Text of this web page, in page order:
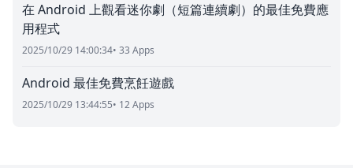
在 Android 上觀看迷你劇（短篇連續劇）的最佳免費應
用程式
2025/10/29 14:00:34• 33 Apps
Android 最佳免費烹飪遊戲
2025/10/29 13:44:55• 12 Apps